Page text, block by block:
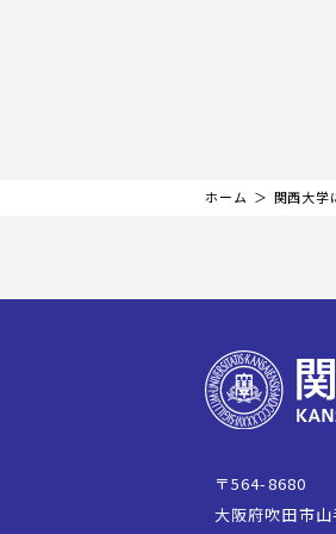
ホーム 関西大学
〒564-8680
大阪府吹田市